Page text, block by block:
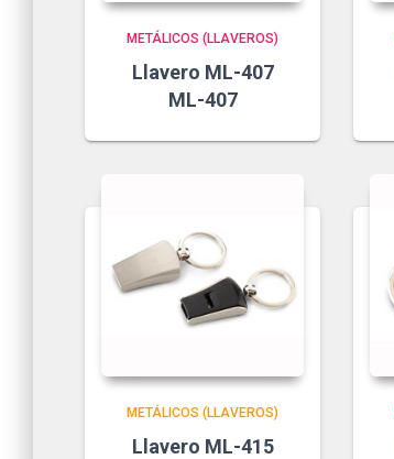
METÁLICOS (LLAVEROS)
Llavero ML-407
ML-407
METÁLICOS (LLAVEROS)
Llavero ML-415